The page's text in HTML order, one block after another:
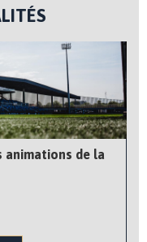
animations de la